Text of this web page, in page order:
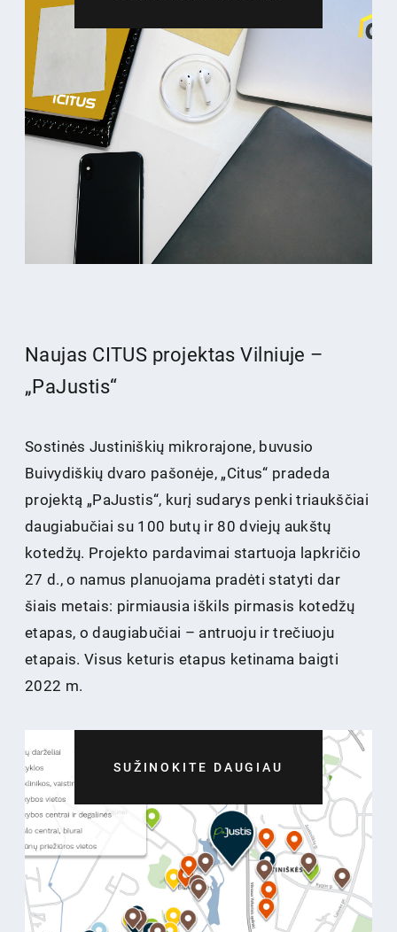
Naujas CITUS projektas Vilniuje –
„PaJustis“
Sostinės Justiniškių mikrorajone, buvusio
Buivydiškių dvaro pašonėje, „Citus“ pradeda
projektą „PaJustis“, kurį sudarys penki triaukščiai
daugiabučiai su 100 butų ir 80 dviejų aukštų
kotedžų. Projekto pardavimai startuoja lapkričio
27 d., o namus planuojama pradėti statyti dar
šiais metais: pirmiausia iškils pirmasis kotedžų
etapas, o daugiabučiai – antruoju ir trečiuoju
etapais. Visus keturis etapus ketinama baigti
2022 m.
SUŽINOKITE DAUGIAU